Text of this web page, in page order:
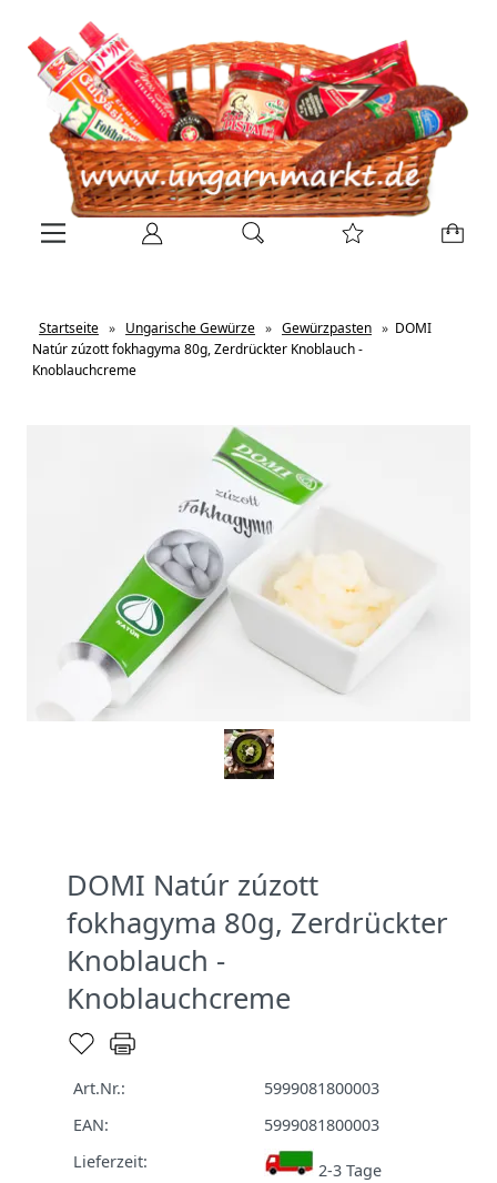
Startseite » Ungarische Gewürze » Gewürzpasten » DOMI
Natúr zúzott fokhagyma 80g, Zerdrückter Knoblauch -
Knoblauchcreme
DOMI Natúr zúzott
fokhagyma 80g, Zerdrückter
Knoblauch -
Knoblauchcreme
Art.Nr.:
5999081800003
EAN:
5999081800003
Lieferzeit:
2-3 Tage